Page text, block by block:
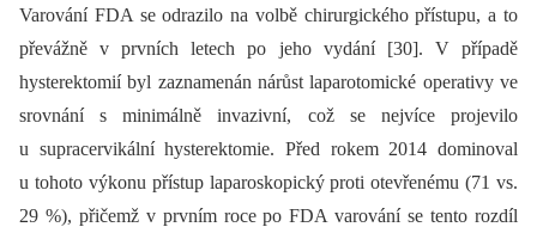
Varování FDA se odrazilo na volbě chirurgického přístupu, a to
převážně v prvních letech po jeho vydání [30]. V případě
hysterektomií byl zaznamenán nárůst laparotomické operativy ve
srovnání s minimálně invazivní, což se nejvíce projevilo
u supracervikální hysterektomie. Před rokem 2014 dominoval
u tohoto výkonu přístup laparoskopický proti otevřenému (71 vs.
29 %), přičemž v prvním roce po FDA varování se tento rozdíl